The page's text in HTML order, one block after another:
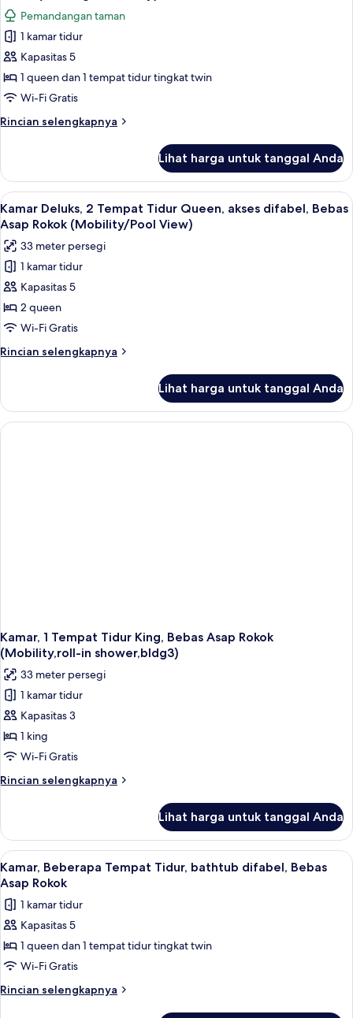
One-
Bedroom)
Bebas
Asap
Rokok,
pemandangan
taman
One-
Bedroom)
foto
untuk
Kamar,
Beberapa
Tempat
Tidur,
akses
difabel,
Asap
Rokok
(Building
1,
Mobility)
Pemandangan taman
1 kamar tidur
Kapasitas 5
1 queen dan 1 tempat tidur tingkat twin
Wi-Fi Gratis
Rincian selengkapnya
Rincian
Kamar,
Beberapa
Tempat
Tidur,
akses
difabel,
Bebas
Asap
Rokok
(Building
Mobility)
Lihat harga untuk tanggal Anda
Lihat
semua
foto
untuk
Kamar
Deluks,
2
Tempat
Tidur
Queen,
difabel,
Bebas
Asap
Bantalan ekstra lembut, brankas, dan
6
Kamar Deluks, 2 Tempat Tidur Queen, akses difabel, Bebas
Asap Rokok (Mobility/Pool View)
33 meter persegi
1 kamar tidur
Kapasitas 5
2 queen
Wi-Fi Gratis
Rincian selengkapnya
Rincian
Kamar
Deluks,
2
Lihat harga untuk tanggal Anda
Kamar, 1 Tempat Tidur King, Bebas Asap Rokok
(Mobility,roll-in shower,bldg3)
33 meter persegi
1 kamar tidur
Kapasitas 3
1 king
Wi-Fi Gratis
Rincian selengkapnya
Rincian
Kamar,
Tempat
Tidur
King,
Bebas
Asap
(Mobility,roll-
in
Lihat harga untuk tanggal Anda
Lihat
semua
foto
untuk
Kamar,
Beberapa
Tempat
Tidur,
Bantalan ekstra lembut, brankas, dan
5
Kamar, Beberapa Tempat Tidur, bathtub difabel, Bebas
Asap Rokok
1 kamar tidur
Kapasitas 5
1 queen dan 1 tempat tidur tingkat twin
Wi-Fi Gratis
Rincian selengkapnya
Rincian